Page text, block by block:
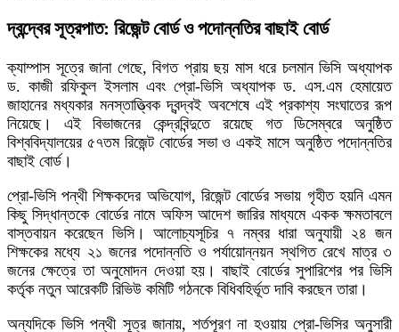
দ্বন্দ্বের সূত্রপাত: রিজেন্ট বোর্ড ও পদোন্নতির বাছাই বোর্ড
ক্যাম্পাস সূত্রে জানা গেছে, বিগত প্রায় ছয় মাস ধরে চলমান ভিসি অধ্যাপক
ড. কাজী রফিকুল ইসলাম এবং প্রো-ভিসি অধ্যাপক ড. এস.এম হেমায়েত
জাহানের মধ্যকার মনস্তাত্ত্বিক দ্বন্দ্বই অবশেষে এই প্রকাশ্য সংঘাতের রূপ
নিয়েছে। এই বিভাজনের কেন্দ্রবিন্দুতে রয়েছে গত ডিসেম্বরে অনুষ্ঠিত
বিশ্ববিদ্যালয়ের ৫৭তম রিজেন্ট বোর্ডের সভা ও একই মাসে অনুষ্ঠিত পদোন্নতির
বাছাই বোর্ড।
প্রো-ভিসি পন্থী শিক্ষকদের অভিযোগ, রিজেন্ট বোর্ডের সভায় গৃহীত হয়নি এমন
কিছু সিদ্ধান্তকে বোর্ডের নামে অফিস আদেশ জারির মাধ্যমে একক ক্ষমতাবলে
বাস্তবায়ন করেছেন ভিসি। আলোচ্যসূচির ৭ নম্বর ধারা অনুযায়ী ২৪ জন
শিক্ষকের মধ্যে ২১ জনের পদোন্নতি ও পর্যায়োন্নয়ন স্থগিত রেখে মাত্র ৩
জনের ক্ষেত্রে তা অনুমোদন দেওয়া হয়। বাছাই বোর্ডের সুপারিশের পর ভিসি
কর্তৃক নতুন আরেকটি রিভিউ কমিটি গঠনকে বিধিবহির্ভূত দাবি করছেন তারা।
অন্যদিকে ভিসি পন্থী সূত্র জানায়, শর্তপূরণ না হওয়ায় প্রো-ভিসির অনুসারী